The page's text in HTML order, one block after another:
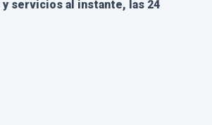
servicios al instante, las 24